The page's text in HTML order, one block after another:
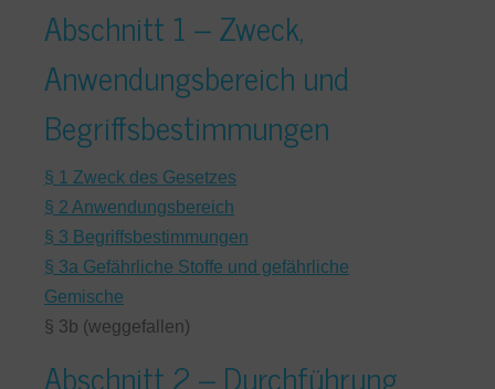
Abschnitt 1 – Zweck,
Anwendungsbereich und
Begriffsbestimmungen
§ 1 Zweck des Gesetzes
§ 2 Anwendungsbereich
§ 3 Begriffsbestimmungen
§ 3a Gefährliche Stoffe und gefährliche
Gemische
§ 3b (weggefallen)
Abschnitt 2 – Durchführung